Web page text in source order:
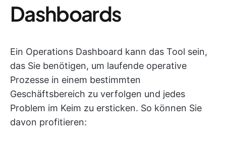
Dashboards
Ein Operations Dashboard kann das Tool sein,
das Sie benötigen, um laufende operative
Prozesse in einem bestimmten
Geschäftsbereich zu verfolgen und jedes
Problem im Keim zu ersticken. So können Sie
davon profitieren: